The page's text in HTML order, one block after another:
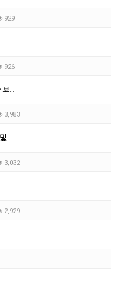
929
926
부천공동희망학교 2025년 1차 추경예산안 보고
3,983
2024년 부천공동희망학교 후원금 수입 및 사용결과보고
3,032
2,929